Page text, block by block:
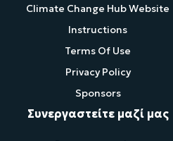
Climate Change Hub Website
Instructions
Terms Of Use
Privacy Policy
Sponsors
Συνεργαστείτε μαζί μας